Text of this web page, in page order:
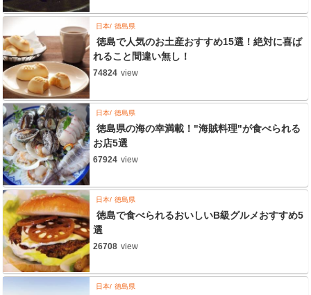
日本 徳島県
徳島で人気のお土産おすすめ15選！絶対に喜ば
れること間違い無し！
74824 view
日本 徳島県
徳島県の海の幸満載！"海賊料理"が食べられる
お店5選
67924 view
日本 徳島県
徳島で食べられるおいしいB級グルメおすすめ5
選
26708 view
日本 徳島県